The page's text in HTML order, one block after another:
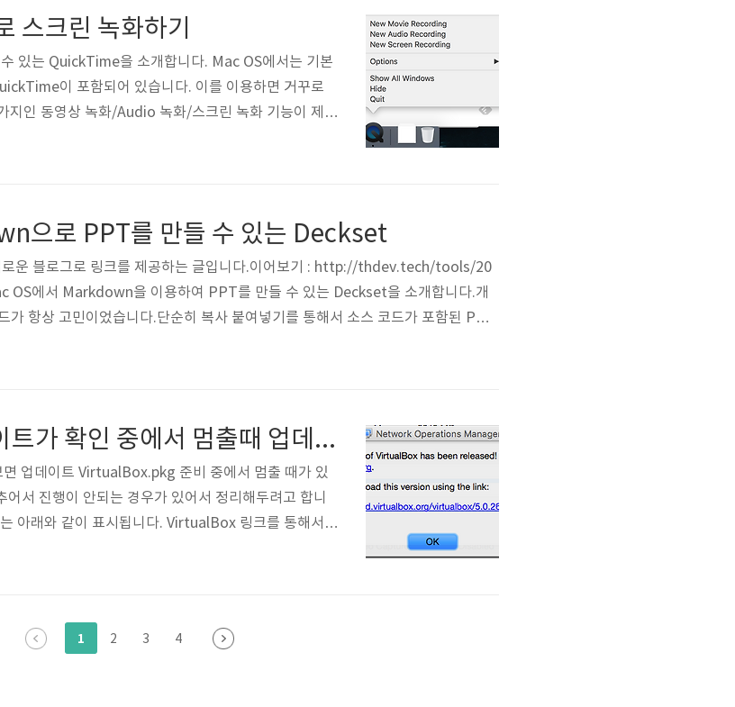
스크린 녹화하기
있는 QuickTime을 소개합니다. Mac OS에서는 기본
이 포함되어 있습니다. 이를 이용하면 거꾸로
지인 동영상 녹화/Audio 녹화/스크린 녹화 기능이 제공
되어 있어서 얼굴이 나오는 영상도 녹화가 가능합니
으로 PPT를 만들 수 있는 Deckset
로운 블로그로 링크를 제공하는 글입니다.이어보기 : http://thdev.tech/tools/20
에서 Markdown을 이용하여 PPT를 만들 수 있는 Deckset을 소개합니다.개
항상 고민이었습니다.단순히 복사 붙여넣기를 통해서 소스 코드가 포함된 PPT
히 검은색의 텍스트가 포함되거나, 캡처를 통해서 추가하였습니다.소스 코드에
Mac VirtualBox 업데이트가 확인 중에서 멈출때 업데이트 하는 방법
업데이트 VirtualBox.pkg 준비 중에서 멈출 때가 있
서 진행이 안되는 경우가 있어서 정리해두려고 합니
아래와 같이 표시됩니다. VirtualBox 링크를 통해서
VirtualBox.dmg를 실행하여 아래와 같은 화면을 확인
가지 않습니다. 이는 재부팅하여도 동일하게 넘어가지
1 2 3 4